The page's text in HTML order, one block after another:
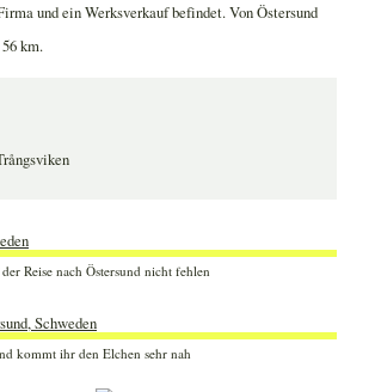
und ein Werksverkauf befindet. Von Östersund
km.
Reise nach Östersund nicht fehlen
kommt ihr den Elchen sehr nah